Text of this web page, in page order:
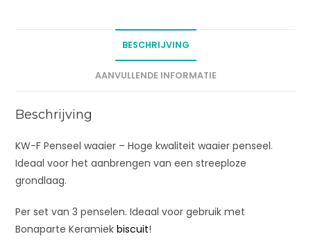
:
BESCHRIJVING
AANVULLENDE INFORMATIE
Beschrijving
KW-F Penseel waaier – Hoge kwaliteit waaier penseel.
Ideaal voor het aanbrengen van een streeploze
grondlaag.
Per set van 3 penselen. Ideaal voor gebruik met
Bonaparte Keramiekbiscuit!